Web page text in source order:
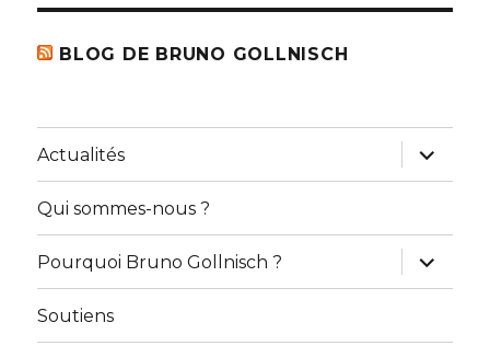
BLOG DE BRUNO GOLLNISCH
Actualités
ouvrir
le
sous-
Qui sommes-nous ?
Pourquoi Bruno Gollnisch ?
ouvrir
le
sous-
Soutiens